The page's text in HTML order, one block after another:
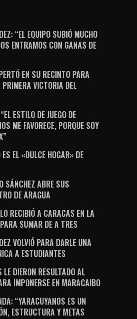
“EL EQUIPO SUBIÓ MUCHO
ENTRAMOS CON GANAS DE
EN SU RECINTO PARA
VICTORIA DEL
ESTILO DE JUEGO DE
ME FAVORECE, PORQUE SOY
EL «DULCE HOGAR» DE
SÁNCHEZ ABRE SUS
DE ARAGUA
RECIBIÓ A CARACAS EN LA
SUMAR DE A TRES
VOLVIÓ PARA DARLE UNA
A ESTUDIANTES
DIERON RESULTADO AL
IMPONERSE EN MARACAIBO
“YARACUYANOS ES UN
ESTRUCTURA Y METAS